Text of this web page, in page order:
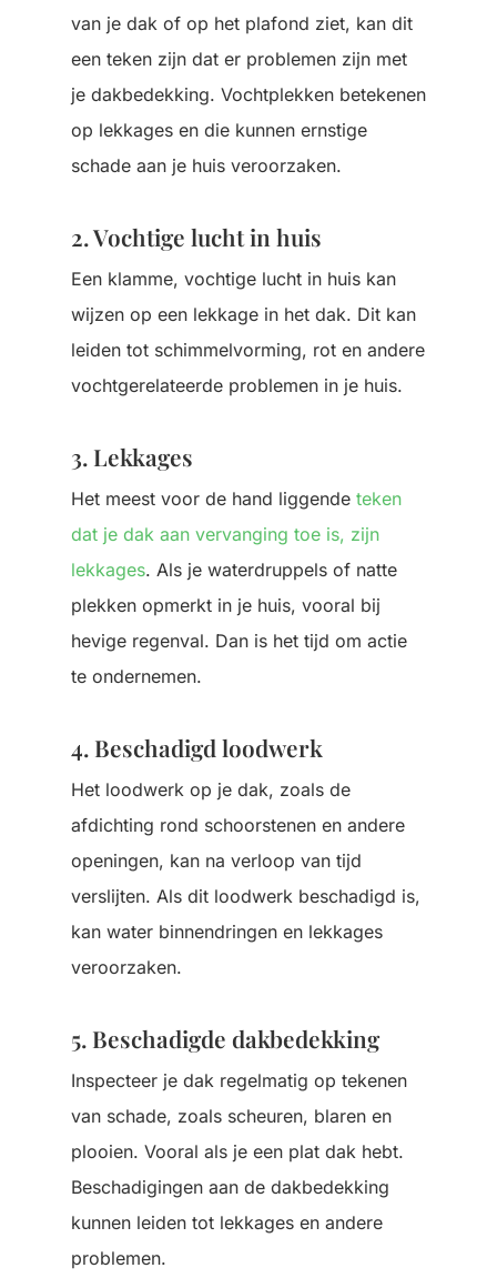
van je dak of op het plafond ziet, kan dit
een teken zijn dat er problemen zijn met
je dakbedekking. Vochtplekken betekenen
op lekkages en die kunnen ernstige
schade aan je huis veroorzaken.
2. Vochtige lucht in huis
Een klamme, vochtige lucht in huis kan
wijzen op een lekkage in het dak. Dit kan
leiden tot schimmelvorming, rot en andere
vochtgerelateerde problemen in je huis.
3. Lekkages
Het meest voor de hand liggende teken
dat je dak aan vervanging toe is, zijn
lekkages. Als je waterdruppels of natte
plekken opmerkt in je huis, vooral bij
hevige regenval. Dan is het tijd om actie
te ondernemen.
4. Beschadigd loodwerk
Het loodwerk op je dak, zoals de
afdichting rond schoorstenen en andere
openingen, kan na verloop van tijd
verslijten. Als dit loodwerk beschadigd is,
kan water binnendringen en lekkages
veroorzaken.
5. Beschadigde dakbedekking
Inspecteer je dak regelmatig op tekenen
van schade, zoals scheuren, blaren en
plooien. Vooral als je een plat dak hebt.
Beschadigingen aan de dakbedekking
kunnen leiden tot lekkages en andere
problemen.